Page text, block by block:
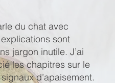
du chat avec
sont
jargon inutile. J’ai
les chapitres sur le
d’apaisement.